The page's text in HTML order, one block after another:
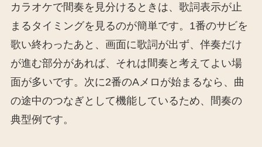
カラオケで間奏を見分けるときは、歌詞表示が止
まるタイミングを見るのが簡単です。1番のサビを
歌い終わったあと、画面に歌詞が出ず、伴奏だけ
が進む部分があれば、それは間奏と考えてよい場
面が多いです。次に2番のAメロが始まるなら、曲
の途中のつなぎとして機能しているため、間奏の
典型例です。